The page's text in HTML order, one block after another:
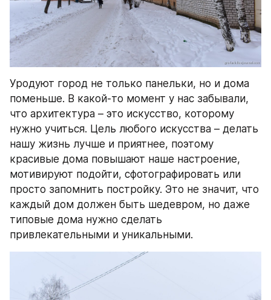
Уродуют город не только панельки, но и дома
поменьше. В какой-то момент у нас забывали,
что архитектура – это искусство, которому
нужно учиться. Цель любого искусства – делать
нашу жизнь лучше и приятнее, поэтому
красивые дома повышают наше настроение,
мотивируют подойти, сфотографировать или
просто запомнить постройку. Это не значит, что
каждый дом должен быть шедевром, но даже
типовые дома нужно сделать
привлекательными и уникальными.